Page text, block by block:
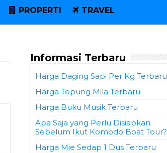
PROPERTI TRAVEL
Informasi Terbaru
Harga Daging Sapi Per Kg Terbaru
Harga Tepung Mila Terbaru
Harga Buku Musik Terbaru
Apa Saja yang Perlu Disiapkan
Sebelum Ikut Komodo Boat Tour?
Harga Mie Sedap 1 Dus Terbaru